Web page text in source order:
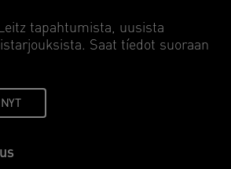
tapahtumista, uusista
Saat tíedot suoraan